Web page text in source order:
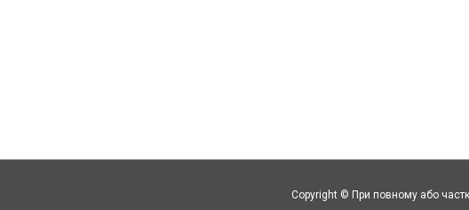
Copyright © При повному або